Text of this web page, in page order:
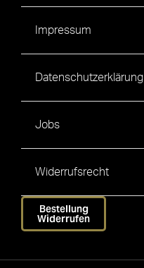
Impressum
Datenschutzerklärung
Jobs
Widerrufsrecht
Bestellung
Widerrufen